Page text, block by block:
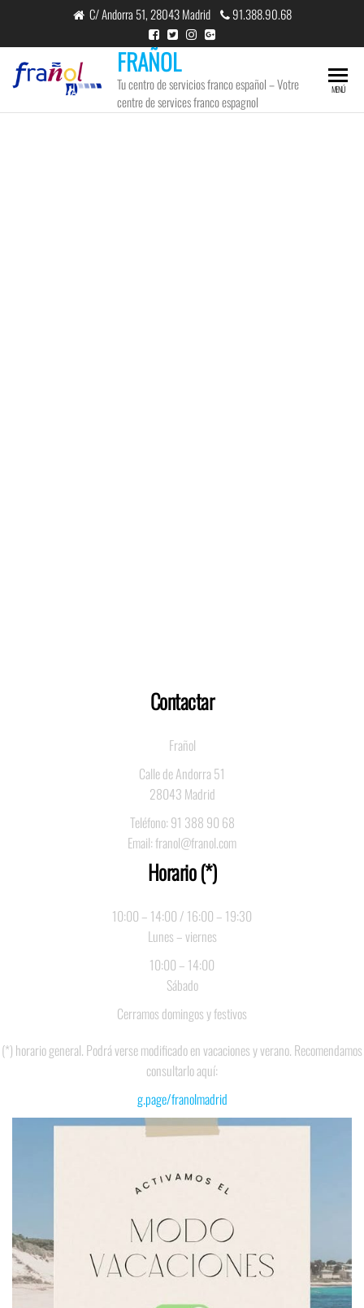
C/ Andorra 51, 28043 Madrid 91.388.90.68
FRAÑOL
Tu centro de servicios franco español – Votre
centre de services franco espagnol
MENÚ
Contactar
Frañol
Calle de Andorra 51
28043 Madrid
Teléfono: 91 388 90 68
Email: franol@franol.com
Horario (*)
10:00 – 14:00 / 16:00 – 19:30
Lunes – viernes
10:00 – 14:00
Sábado
Cerramos domingos y festivos
(*) horario general. Podrá verse modificado en vacaciones y verano. Recomendamos
consultarlo aquí:
g.page/franolmadrid